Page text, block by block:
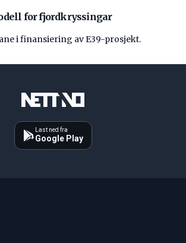
for fjordkryssingar
i finansiering av E39-prosjekt.
Last ned fra
Google Play